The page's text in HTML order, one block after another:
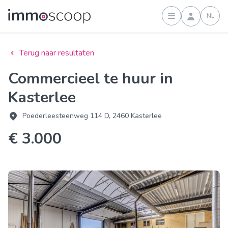
Inloggen
NL
Terug naar resultaten
Commercieel te huur in
Kasterlee
Poederleesteenweg 114 D, 2460 Kasterlee
€ 3.000